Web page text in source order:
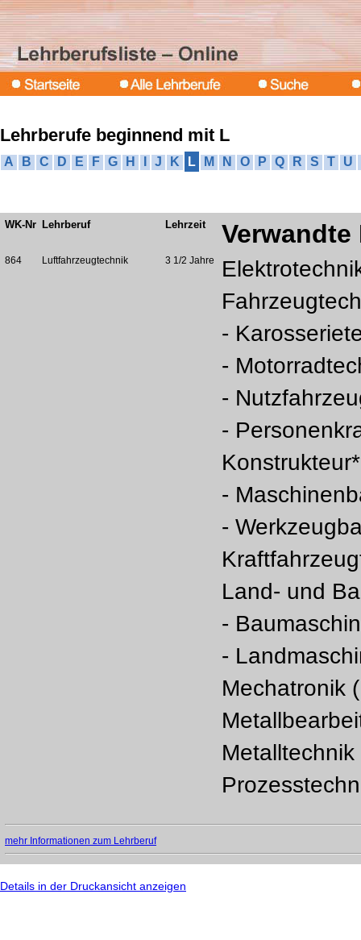
Lehrberufe beginnend mit L
A B C D E F G H J K L M N O P Q R S T U
WK-Nr Lehrberuf Lehrzeit
864 Luftfahrzeugtechnik 3 1/2 Jahre
-
-
-
-
-
-
Land- und
-
-
Mechatronik
mehr Informationen zum Lehrberuf
Details in der Druckansicht anzeigen